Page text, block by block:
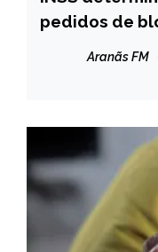
NOTÍCIAS
pedidos de
Aranãs FM